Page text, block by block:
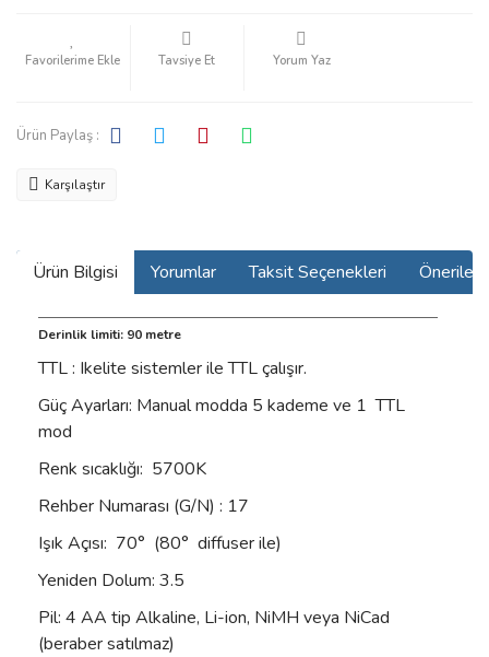
Tavsiye Et Yorum Yaz
Ürün Paylaş :
Karşılaştır
Ürün Bilgisi Yorumlar Taksit Seçenekleri
Derinlik limiti: 90 metre
TTL : Ikelite sistemler ile TTL çalışır.
Güç Ayarları: Manual modda 5 kademe ve 1 TTL
mod
Renk sıcaklığı: 5700K
Rehber Numarası (G/N) : 17
Işık Açısı: 70° (80° diffuser ile)
Yeniden Dolum: 3.5
Pil: 4 AA tip Alkaline, Li-ion, NiMH veya NiCad
(beraber satılmaz)